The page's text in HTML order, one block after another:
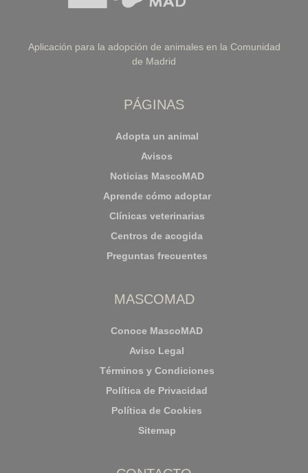
Aplicación para la adopción de animales en la Comunidad
de Madrid
PÁGINAS
Adopta un animal
Avisos
Noticias MascoMAD
Aprende cómo adoptar
Clínicas veterinarias
Centros de acogida
Preguntas frecuentes
MASCOMAD
Conoce MascoMAD
Aviso Legal
Términos y Condiciones
Política de Privacidad
Política de Cookies
Sitemap